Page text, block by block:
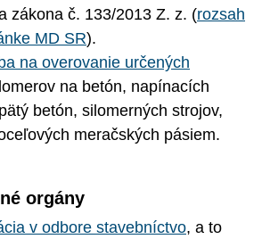
zákona č. 133/2013 Z. z. (rozsah
MD SR).
na overovanie určených
na betón, napínacích
betón, silomerných strojov,
meračských pásiem.
orgány
v odbore stavebníctvo, a to